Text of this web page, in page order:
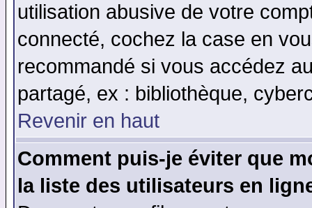
utilisation abusive de votre
connecté, cochez la case en
recommandé si vous accédez
partagé, ex : bibliothèque,
Revenir en haut
Comment puis-je éviter que
la liste des utilisateurs en